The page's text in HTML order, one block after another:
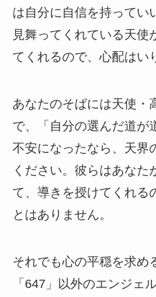
は自分に自信を持ってい
見舞ってくれている天使
てくれるので、心配はい
あなたのそばには天使・
で、「自分の選んだ道が
不安になったなら、天界
ください。彼らはあなた
て、導きを授けてくれる
とはありません。
それでも心の平穏を求め
「647」以外のエンジェ